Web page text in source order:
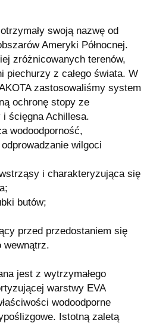
swoją nazwę od
Ameryki Północnej.
zróżnicowanych terenów,
piechurzy z całego świata. W
zastosowaliśmy system
ochronę stopy ze
ścięgna Achillesa.
wodoodporność,
wilgoci
i charakteryzująca się
butów;
przed przedostaniem się
wewnątrz.
jest z wytrzymałego
warstwy EVA
wodoodporne
Istotną zaletą